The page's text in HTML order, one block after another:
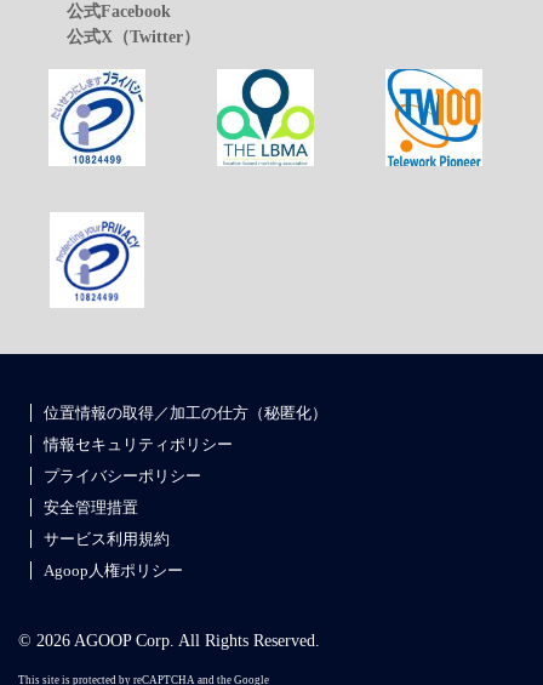
公式Facebook
公式X（Twitter）
位置情報の取得／加工の仕方（秘匿化）
情報セキュリティポリシー
プライバシーポリシー
安全管理措置
サービス利用規約
Agoop人権ポリシー
© 2026 AGOOP Corp. All Rights Reserved.
This site is protected by reCAPTCHA and the Google